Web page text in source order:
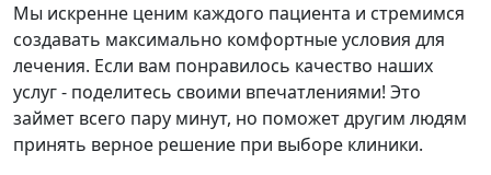
Мы искренне ценим каждого пациента и стремимся
создавать максимально комфортные условия для
лечения. Если вам понравилось качество наших
услуг - поделитесь своими впечатлениями! Это
займет всего пару минут, но поможет другим людям
принять верное решение при выборе клиники.